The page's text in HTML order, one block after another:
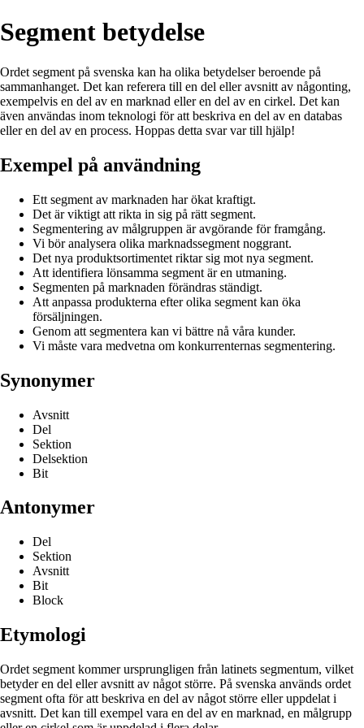
Segment betydelse
Ordet segment på svenska kan ha olika betydelser beroende på
sammanhanget. Det kan referera till en del eller avsnitt av någonting,
exempelvis en del av en marknad eller en del av en cirkel. Det kan
även användas inom teknologi för att beskriva en del av en databas
eller en del av en process. Hoppas detta svar var till hjälp!
Exempel på användning
Ett segment av marknaden har ökat kraftigt.
Det är viktigt att rikta in sig på rätt segment.
Segmentering av målgruppen är avgörande för framgång.
Vi bör analysera olika marknadssegment noggrant.
Det nya produktsortimentet riktar sig mot nya segment.
Att identifiera lönsamma segment är en utmaning.
Segmenten på marknaden förändras ständigt.
Att anpassa produkterna efter olika segment kan öka
försäljningen.
Genom att segmentera kan vi bättre nå våra kunder.
Vi måste vara medvetna om konkurrenternas segmentering.
Synonymer
Avsnitt
Del
Sektion
Delsektion
Bit
Antonymer
Del
Sektion
Avsnitt
Bit
Block
Etymologi
Ordet segment kommer ursprungligen från latinets segmentum, vilket
betyder en del eller avsnitt av något större. På svenska används ordet
segment ofta för att beskriva en del av något större eller uppdelat i
avsnitt. Det kan till exempel vara en del av en marknad, en målgrupp